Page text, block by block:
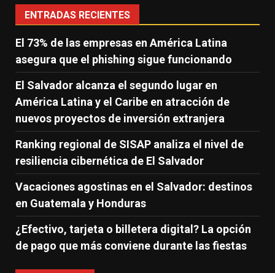
ENTRADAS RECIENTES
El 73% de las empresas en América Latina
asegura que el phishing sigue funcionando
El Salvador alcanza el segundo lugar en
América Latina y el Caribe en atracción de
nuevos proyectos de inversión extranjera
Ranking regional de SISAP analiza el nivel de
resiliencia cibernética de El Salvador
Vacaciones agostinas en el Salvador: destinos
en Guatemala y Honduras
¿Efectivo, tarjeta o billetera digital? La opción
de pago que más conviene durante las fiestas